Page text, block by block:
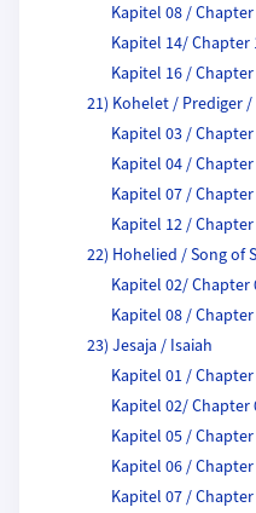
Kapitel 08 /
Kapitel 14/ Chapter
Kapitel 16 /
21) Kohelet / Prediger /
Kapitel 03 /
Kapitel 04 /
Kapitel 07 /
Kapitel 12 /
22) Hohelied / Song of
Kapitel 02/ Chapter
Kapitel 08 /
23) Jesaja / Isaiah
Kapitel 01 /
Kapitel 02/ Chapter
Kapitel 05 /
Kapitel 06 /
Kapitel 07 /